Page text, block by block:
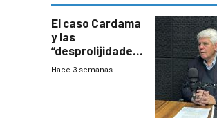
innovadora
El caso Cardama
y las
“desprolijidades”
que la
Hace 3 semanas